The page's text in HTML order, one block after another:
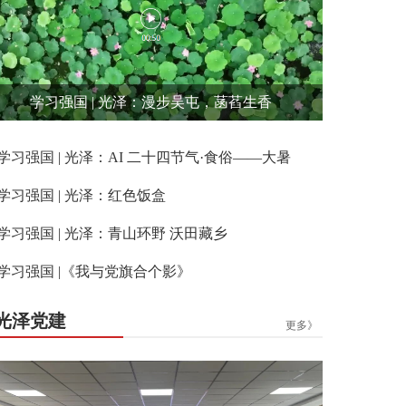
学习强国 | 光泽：漫步吴屯，菡萏生香
习强国 | 光泽：AI 二十四节气·食俗——大暑
习强国 | 光泽：红色饭盒
习强国 | 光泽：青山环野 沃田藏乡
习强国 |《我与党旗合个影》
更多》
泽党建